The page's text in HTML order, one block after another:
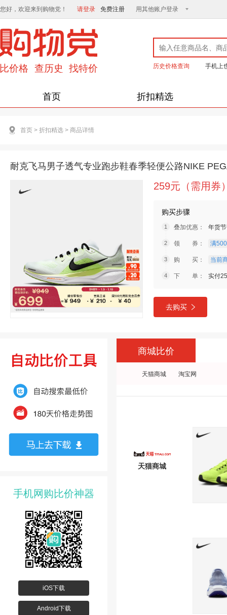
您好，欢迎来到购物党！ 请登录 免费注册 用其他账户登录
历史价格查询 手机上
首页 折扣精选
首页 > 折扣精选 > 商品详情
耐克飞马男子透气专业跑步鞋春季轻便公路NIKE
259元（需用券
购买步骤
叠加优惠： 年货
领 券： 满
购 买： 当前
下 单： 实付
去购买
手机网购比价神器
iOS下载
Android下载
商城比价
天猫商城 淘宝网
天猫商城